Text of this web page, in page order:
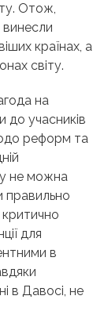
Отож,
країнах, а
світу.
на
до учасників
реформ та
не можна
правильно
для
в
в Давосі, не